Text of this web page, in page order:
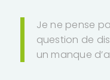
Je ne pense
question de
un manque